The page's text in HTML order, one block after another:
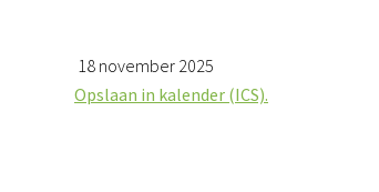
18 november 2025
Opslaan in kalender (ICS).